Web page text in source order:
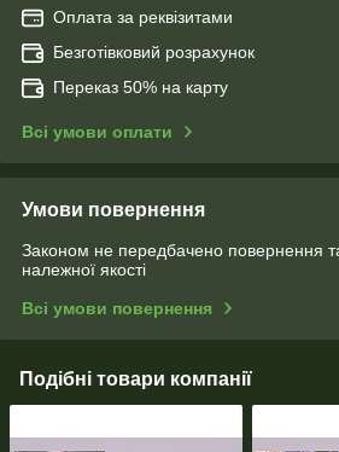
Оплата за реквізитами
Безготівковий розрахунок
Переказ 50% на карту
Всі умови оплати
Умови повернення
Законом не передбачено повернення
належної якості
Всі умови повернення
Подібні товари компанії